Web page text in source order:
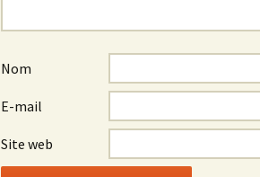
Nom
E-mail
Site web